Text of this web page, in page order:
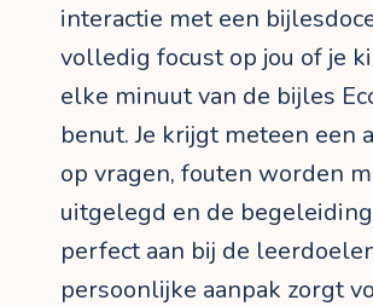
interactie met een
volledig focust op jou of je
elke minuut van de bijles
benut. Je krijgt meteen een
op vragen, fouten worden
uitgelegd en de
perfect aan bij de
persoonlijke aanpak zorgt